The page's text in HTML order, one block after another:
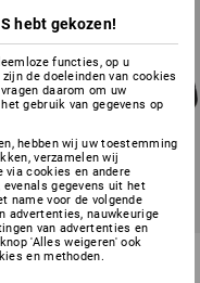
S3
hebt gekozen!
functies, op u
de doeleinden van cookies
daarom om uw
gebruik van gegevens op
hebben wij uw toestemming
verzamelen wij
cookies en andere
gegevens uit het
name voor de volgende
advertenties, nauwkeurige
van advertenties en
'Alles weigeren' ook
en methoden.